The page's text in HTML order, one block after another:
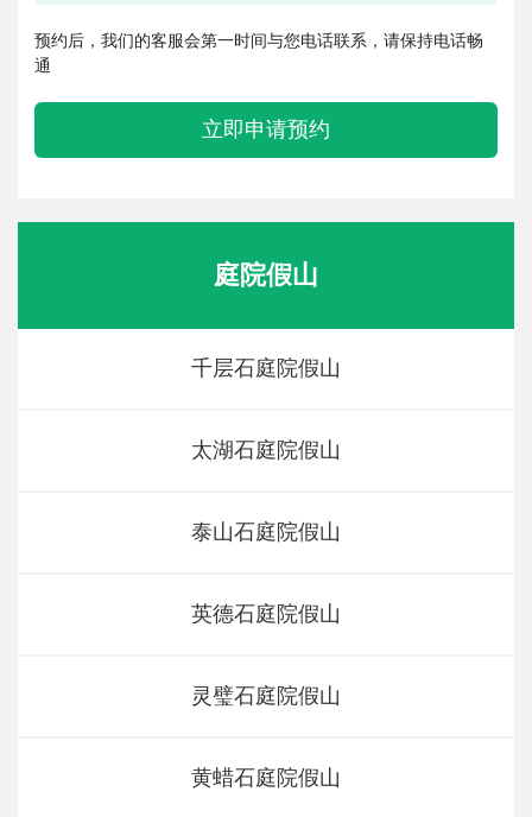
预约后，我们的客服会第一时间与您电话联系，请保持电话畅
通
立即申请预约
庭院假山
千层石庭院假山
太湖石庭院假山
泰山石庭院假山
英德石庭院假山
灵璧石庭院假山
黄蜡石庭院假山